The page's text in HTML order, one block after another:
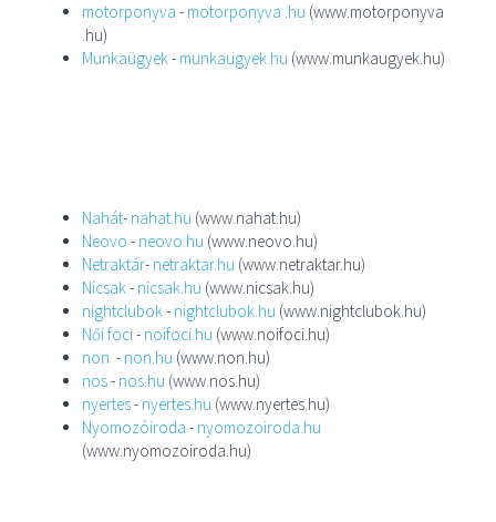
motorponyva - motorponyva .hu (www.motorponyva
.hu)
Munkaügyek- munkaugyek.hu (www.munkaugyek.hu)
Nahát- nahat.hu (www.nahat.hu)
Neovo - neovo.hu (www.neovo.hu)
Netraktár- netraktar.hu (www.netraktar.hu)
Nicsak- nicsak.hu (www.nicsak.hu)
nightclubok- nightclubok.hu (www.nightclubok.hu)
Női foci- noifoci.hu (www.noifoci.hu)
non - non.hu (www.non.hu)
nos- nos.hu (www.nos.hu)
nyertes- nyertes.hu (www.nyertes.hu)
Nyomozóiroda - nyomozoiroda.hu
(www.nyomozoiroda.hu)